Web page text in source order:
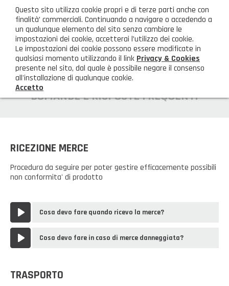
AREA CLIENTI
HOME
GAMMA PRODOTTI
Illuminazione
Borse, cesti e trolley
Casalinghi Cucina
Casalinghi Pulizia
Benessere e tempo libero
PRODOTTI NOVITÀ
Richiesta Informazioni
Dove siamo
SHOP PRIVATI
NOVITÀ ED EVENTI
DOMANDE E RISPOSTE FREQUENTI
RICEZIONE MERCE
Procedura da seguire per poter gestire efficacemente possibili
non conformita' di prodotto
Cosa devo fare quando ricevo la merce?
Cosa devo fare in caso di merce danneggiata?
TRASPORTO
Questo sito utilizza cookie propri e di terze parti anche con
finalità’ commerciali. Continuando a navigare o accedendo a
un qualunque elemento del sito senza cambiare le
impostazioni dei cookie, accetterai l’utilizzo dei cookie.
Le impostazioni dei cookie possono essere modificate in
qualsiasi momento utilizzando il link Privacy & Cookies
presente nel sito, dal quale è possibile negare il consenso
all'installazione di qualunque cookie.
Accetto